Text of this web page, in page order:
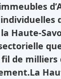
Haute-
de milliers